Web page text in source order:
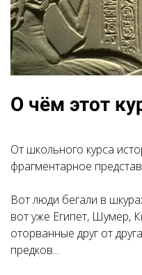
О чём этот
От школьного курса
фрагментарное
Вот люди бегали в
вот уже Египет, Шумер,
оторванные друг от
предков...